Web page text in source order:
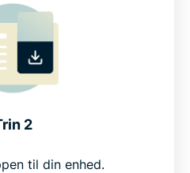
risiko
2
til din enhed.